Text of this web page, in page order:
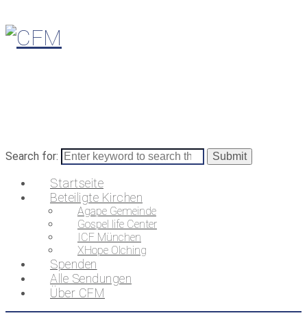
Search for:
Startseite
Beteiligte Kirchen
Agape Gemeinde
Gospel life Center
ICF München
XHope Olching
Spenden
Alle Sendungen
Über CFM